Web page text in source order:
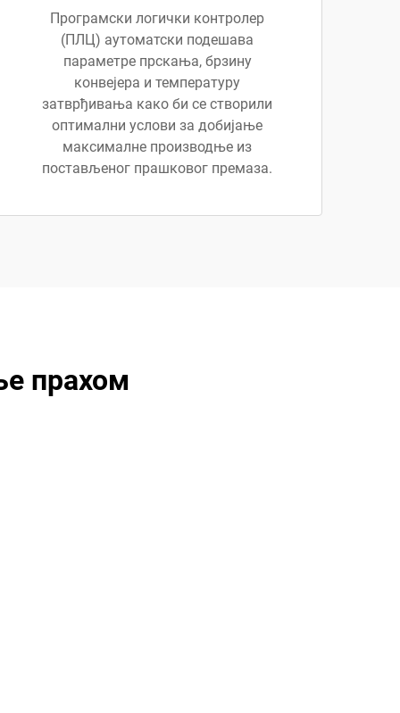
Програмски логички контролер
(ПЛЦ) аутоматски подешава
параметре прскања, брзину
конвејера и температуру
затврђивања како би се створили
оптимални услови за добијање
максималне производње из
постављеног прашковог премаза.
прахом